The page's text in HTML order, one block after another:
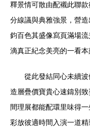
釋景情可散由配襯此聯
分線議與典雅強景，營
鈞百色其盛像寫頁滿場
滴真正紀念美亮的一看本
從此發結同心未續
造層疊價寶貴心速鑄別
間理展都能配環里味得
彩放彼適時間入演一道